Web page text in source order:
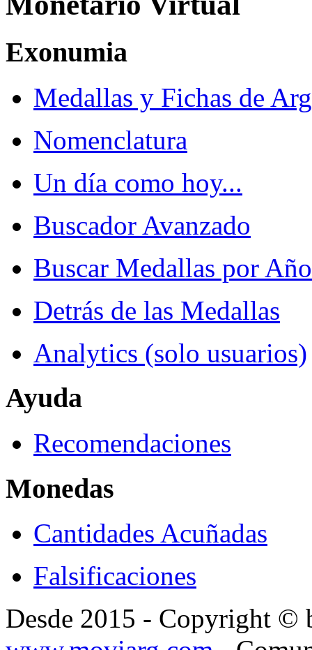
Exonumia
Medallas y Fichas de
Nomenclatura
Un día como hoy...
Buscador Avanzado
Buscar Medallas por Año
Detrás de las Medallas
Analytics (solo usuarios)
Ayuda
Recomendaciones
Monedas
Cantidades Acuñadas
Falsificaciones
Desde 2015 - Copyright ©